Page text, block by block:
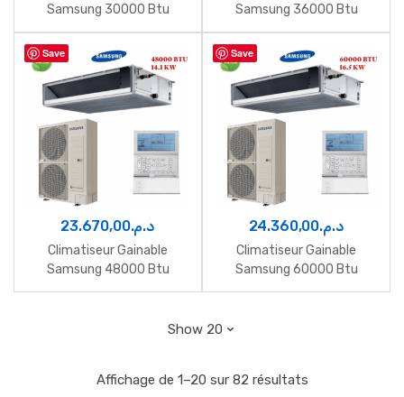
Samsung 30000 Btu
Inverter 8.7 Kw
Samsung 36000 Btu
Inverter 10.6 Kw
Save
د.م.23.670,00
Climatiseur Gainable
Samsung 48000 Btu
Inverter 14.1 Kw
Save
د.م.24.360,00
Climatiseur Gainable
Samsung 60000 Btu
Inverter 16.5 Kw
Affichage de 1–20 sur 82 résultats